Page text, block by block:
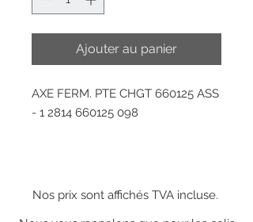
Ajouter au panier
AXE FERM. PTE CHGT 660125 ASS
- 1 2814 660125 098
Nos prix sont affichés TVA incluse.